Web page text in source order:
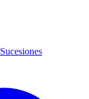
Sucesiones